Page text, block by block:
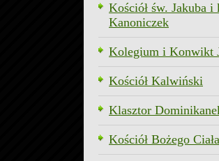
Kościół św. Jakuba i
Kanoniczek
Kolegium i Konwikt
Kościół Kalwiński
Klasztor
Kościół Bożego Ciała